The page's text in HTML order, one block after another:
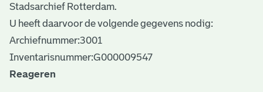
Stadsarchief Rotterdam.
U heeft daarvoor de volgende gegevens nodig:
Archiefnummer:3001
Inventarisnummer:G000009547
Reageren